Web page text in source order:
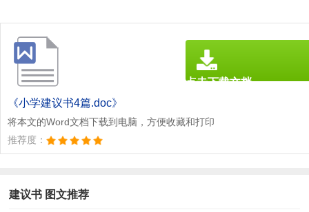
《小学建议书4篇.doc》
将本文的Word文档下载到电脑，方便收藏和打印
推荐度：
点击下载文档
建议书 图文推荐